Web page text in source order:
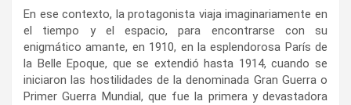
En ese contexto, la protagonista viaja imaginariamente en
el tiempo y el espacio, para encontrarse con su
enigmático amante, en 1910, en la esplendorosa París de
la Belle Epoque, que se extendió hasta 1914, cuando se
iniciaron las hostilidades de la denominada Gran Guerra o
Primer Guerra Mundial, que fue la primera y devastadora